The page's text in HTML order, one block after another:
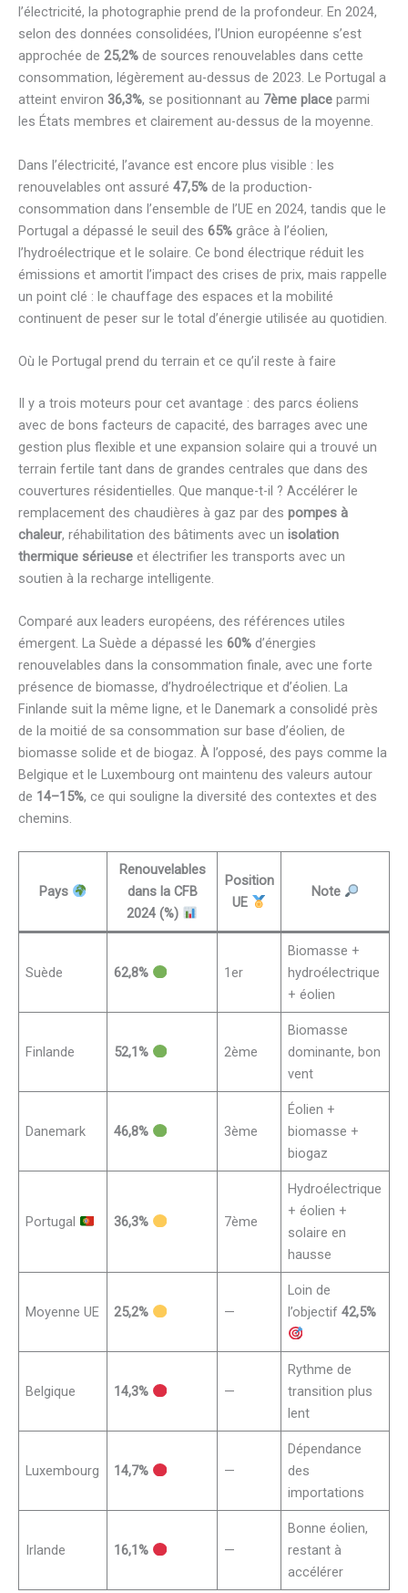
l’électricité, la photographie prend de la profondeur. En 2024,
selon des données consolidées, l’Union européenne s’est
approchée de 25,2% de sources renouvelables dans cette
consommation, légèrement au-dessus de 2023. Le Portugal a
atteint environ 36,3%, se positionnant au 7ème place parmi
les États membres et clairement au-dessus de la moyenne.
Dans l’électricité, l’avance est encore plus visible : les
renouvelables ont assuré 47,5% de la production-
consommation dans l’ensemble de l’UE en 2024, tandis que le
Portugal a dépassé le seuil des 65% grâce à l’éolien,
l’hydroélectrique et le solaire. Ce bond électrique réduit les
émissions et amortit l’impact des crises de prix, mais rappelle
un point clé : le chauffage des espaces et la mobilité
continuent de peser sur le total d’énergie utilisée au quotidien.
Où le Portugal prend du terrain et ce qu’il reste à faire
Il y a trois moteurs pour cet avantage : des parcs éoliens
avec de bons facteurs de capacité, des barrages avec une
gestion plus flexible et une expansion solaire qui a trouvé un
terrain fertile tant dans de grandes centrales que dans des
couvertures résidentielles. Que manque-t-il ? Accélérer le
remplacement des chaudières à gaz par des pompes à
chaleur, réhabilitation des bâtiments avec un isolation
thermique sérieuse et électrifier les transports avec un
soutien à la recharge intelligente.
Comparé aux leaders européens, des références utiles
émergent. La Suède a dépassé les 60% d’énergies
renouvelables dans la consommation finale, avec une forte
présence de biomasse, d’hydroélectrique et d’éolien. La
Finlande suit la même ligne, et le Danemark a consolidé près
de la moitié de sa consommation sur base d’éolien, de
biomasse solide et de biogaz. À l’opposé, des pays comme la
Belgique et le Luxembourg ont maintenu des valeurs autour
de 14–15%, ce qui souligne la diversité des contextes et des
chemins.
Pays
Renouvelables
dans la CFB
2024 (%)
Position
UE
Note
Suède 62,8% 1er
Biomasse +
hydroélectrique
+ éolien
Finlande 52,1% 2ème
Biomasse
dominante, bon
vent
Danemark 46,8% 3ème
Éolien +
biomasse +
biogaz
Portugal 36,3% 7ème
Hydroélectrique
+ éolien +
solaire en
hausse
Moyenne UE 25,2% —
Loin de
l’objectif42,5%
Belgique 14,3% —
Rythme de
transition plus
lent
Luxembourg 14,7% —
Dépendance
des
importations
Irlande 16,1% —
Bonne éolien,
restant à
accélérer